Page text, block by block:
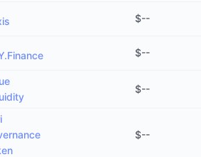
$--
$--
$--
$--